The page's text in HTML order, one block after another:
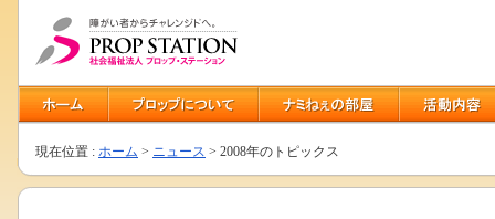
現在位置 : ホーム > ニュース > 2008年のトピックス